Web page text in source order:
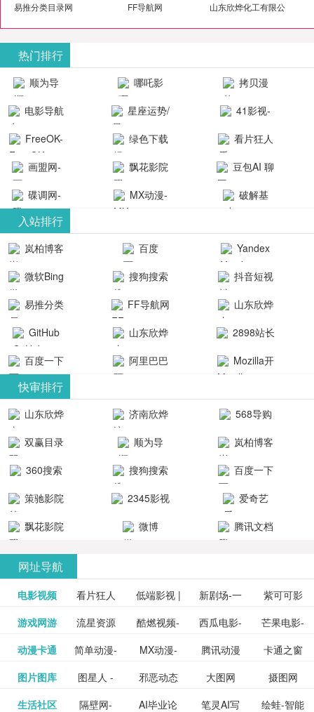
易推分类目录网 FF导航网
山东欣烨化工有限公
热门排行
顺为导
航-办公运营
哪吒影
院-哪吒影院
提供最新、
最全的高清
电影、电视
剧、动漫和
综艺节目免
费观看。平
台内容丰
富，更新快
速，支持在
线观看，满
足各类影迷
需求，提供
无广告、高
清流畅的观
影体验。
拷贝漫
画-官网
动漫综合
电影导航
- 免费看电影
就来这！ | 快
导航网-免费
看电影就来
这！收录大
量免费看电
影网站！
星座运势/
最星座/美国
神婆星座网
41影视-
聚合最近好
看的电视剧
最新电影网
站-41影视为
成全短剧电
视剧、电视
剧大全、好
看的电视
剧、最新的
电影在线观
看，神马影
最新好看的
剧片、爱情
片、搞笑片
等全新电
影，是影
FreeOK-
FreeOK影视
官网-最新影
视资源|追剧
也很卷
绿色下载
吧
看片狂人
- 高清视频资
源免费在线
观看
画盟网-
画师联盟官
网
_huashilm.com_
动漫综合
飘花影院
网
豆包AI 聊
天智能对话
网页版入口
碟调网-
碟调网为您
提供最新电
视剧和2025
年最新电影
的在线观
看，快来碟
调电影网在
线观看最新
热门影视作
MX动漫-
漫免费在线
观看
破解基
整合当前互
联网最新最
全最优质的
软件免费下
载、资源免
费共享、技
术教程学习
台！整合破
合破解游
戏、整合安
卓破解软件
分享与下
载！旨在打
件共享站、
资源
入站排行
岚柏博客 百度
Yandex
搜索
微软Bing
搜狗搜索
引擎
抖音短视
频
易推分类
目录网
FF导航网
山东欣烨
化工有限公
GitHub
山东欣烨
生物科技有
2898站长
资源平台
百度一下
阿里巴巴
Mozilla开
快审排行
山东欣烨
生物科技有
济南欣烨
科技有限公
568导购
网
双赢目录
顺为导
航-办公运营
岚柏博客
360搜索
搜狗搜索
百度一下
策驰影院
2345影视
大全
爱奇艺
VIP会员
飘花影院
微博 腾讯文档
网址导航
电影视频 看片狂人 低端影视 |
免费高清
在线电影
新剧场-一
个网盘资
源分享小
紫可可影
视-紫可可,
免费提供
泡剧网_最
新电视剧
免费在线
更多>>
游戏网游 流星资源
网-流星蝴
蝶剑官网
酷燃视频-
致力于打
造中国领
西瓜电影-
西瓜视频
网站电影
芒果电影-
芒果TV网
站电影频
豆瓣电影-
豆瓣电影
更多>>
动漫卡通 简单动漫-
日本动画
MX动漫-
最新最全
腾讯动漫
频道
卡通之窗
三毛漫画
网
更多>>
图片图库 图星人 -
设计图片
邪恶动态
图片大全
大图网
摄图网
图行天下
更多>>
生活社区 隔壁网- AI毕业论 笔灵AI写 绘蛙-智能